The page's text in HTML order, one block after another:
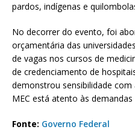
pardos, indígenas e
No decorrer do evento, foi
orçamentária das
de vagas nos cursos de
de credenciamento de
demonstrou sensibilidade
MEC está atento às
Fonte: Governo Federal